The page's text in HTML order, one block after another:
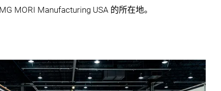
MORI Manufacturing USA 的所在地。